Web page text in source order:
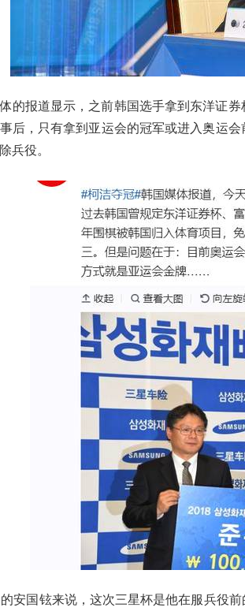
的报道显示，之前韩国选手拿到东洋证
后，只有拿到亚运会的冠军或进入奥运
兵役。
安国铉来说，这次三星杯是他在服兵役